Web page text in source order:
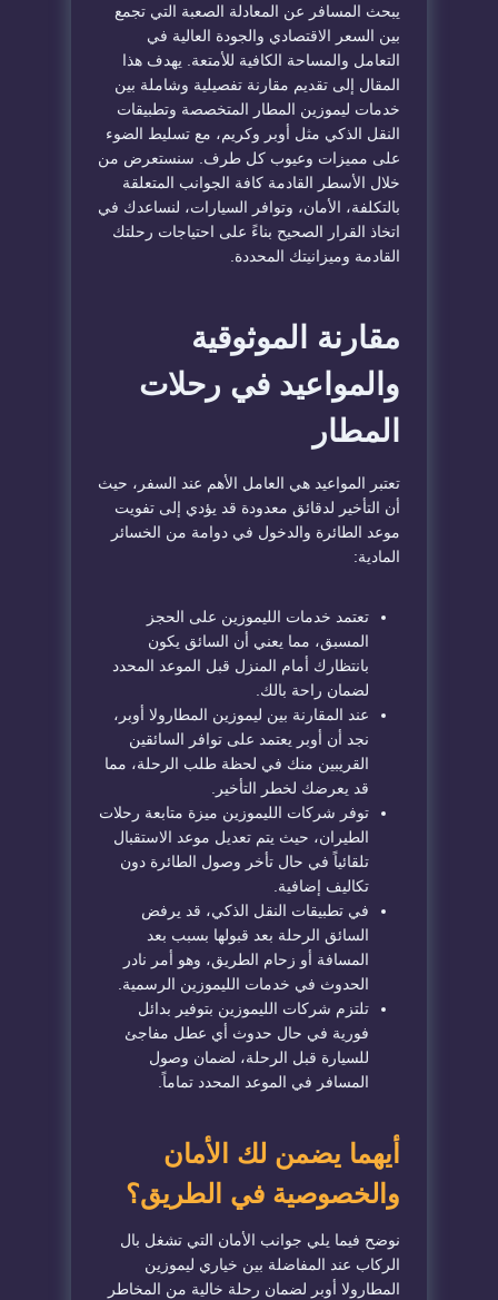
يبحث المسافر عن المعادلة الصعبة التي تجمع
بين السعر الاقتصادي والجودة العالية في
التعامل والمساحة الكافية للأمتعة. يهدف هذا
المقال إلى تقديم مقارنة تفصيلية وشاملة بين
خدمات ليموزين المطار المتخصصة وتطبيقات
النقل الذكي مثل أوبر وكريم، مع تسليط الضوء
على مميزات وعيوب كل طرف. سنستعرض من
خلال الأسطر القادمة كافة الجوانب المتعلقة
بالتكلفة، الأمان، وتوافر السيارات، لنساعدك في
اتخاذ القرار الصحيح بناءً على احتياجات رحلتك
القادمة وميزانيتك المحددة.
​مقارنة الموثوقية
والمواعيد في رحلات
المطار
​تعتبر المواعيد هي العامل الأهم عند السفر، حيث
أن التأخير لدقائق معدودة قد يؤدي إلى تفويت
موعد الطائرة والدخول في دوامة من الخسائر
المادية:
​تعتمد خدمات الليموزين على الحجز
المسبق، مما يعني أن السائق يكون
بانتظارك أمام المنزل قبل الموعد المحدد
لضمان راحة بالك.
​عند المقارنة بين ليموزين المطار ولا أوبر ،
نجد أن أوبر يعتمد على توافر السائقين
القريبين منك في لحظة طلب الرحلة، مما
قد يعرضك لخطر التأخير.
​توفر شركات الليموزين ميزة متابعة رحلات
الطيران، حيث يتم تعديل موعد الاستقبال
تلقائياً في حال تأخر وصول الطائرة دون
تكاليف إضافية.
​في تطبيقات النقل الذكي، قد يرفض
السائق الرحلة بعد قبولها بسبب بعد
المسافة أو زحام الطريق، وهو أمر نادر
الحدوث في خدمات الليموزين الرسمية.
​تلتزم شركات الليموزين بتوفير بدائل
فورية في حال حدوث أي عطل مفاجئ
للسيارة قبل الرحلة، لضمان وصول
المسافر في الموعد المحدد تماماً.
​أيهما يضمن لك الأمان
والخصوصية في الطريق؟
​نوضح فيما يلي جوانب الأمان التي تشغل بال
الركاب عند المفاضلة بين خياري ليموزين
المطار ولا أوبر لضمان رحلة خالية من المخاطر